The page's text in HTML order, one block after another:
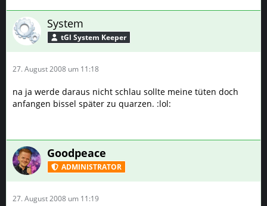
System
tGl System Keeper
27. August 2008 um 11:18
na ja werde daraus nicht schlau sollte meine tüten doch
anfangen bissel später zu quarzen. :lol:
Goodpeace
ADMINISTRATOR
27. August 2008 um 11:19